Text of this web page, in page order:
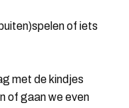
of iets
met de kindjes
of gaan we even